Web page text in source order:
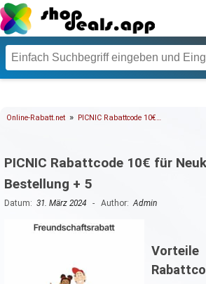
Online-Rabatt.net » PICNIC Rabattcode 10€…
PICNIC Rabattcode 10€ für
Bestellung + 5
Datum: 31. März 2024- Author:Admin